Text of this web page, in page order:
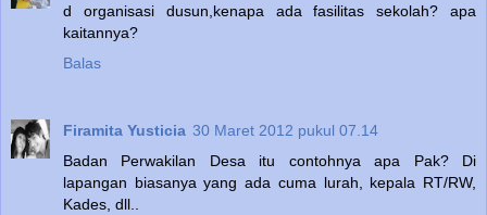
d organisasi dusun,kenapa ada fasilitas sekolah? apa
kaitannya?
Balas
Firamita Yusticia 30 Maret 2012 pukul 07.14
Badan Perwakilan Desa itu contohnya apa Pak? Di
lapangan biasanya yang ada cuma lurah, kepala RT/RW,
Kades, dll..